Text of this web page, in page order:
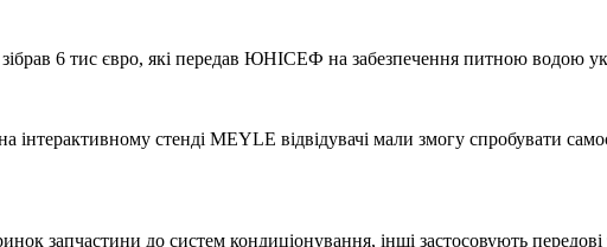
6 тис євро, які передав ЮНІСЕФ на забезпечення питною водою
інтерактивному стенді MEYLE відвідувачі мали змогу спробувати
запчастини до систем кондиціонування, інші застосовують передові